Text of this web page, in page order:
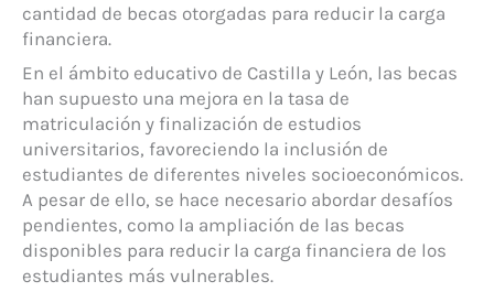
cantidad de becas otorgadas para reducir la carga
financiera.
En el ámbito educativo de Castilla y León, las becas
han supuesto una mejora en la tasa de
matriculación y finalización de estudios
universitarios, favoreciendo la inclusión de
estudiantes de diferentes niveles socioeconómicos.
A pesar de ello, se hace necesario abordar desafíos
pendientes, como la ampliación de las becas
disponibles para reducir la carga financiera de los
estudiantes más vulnerables.